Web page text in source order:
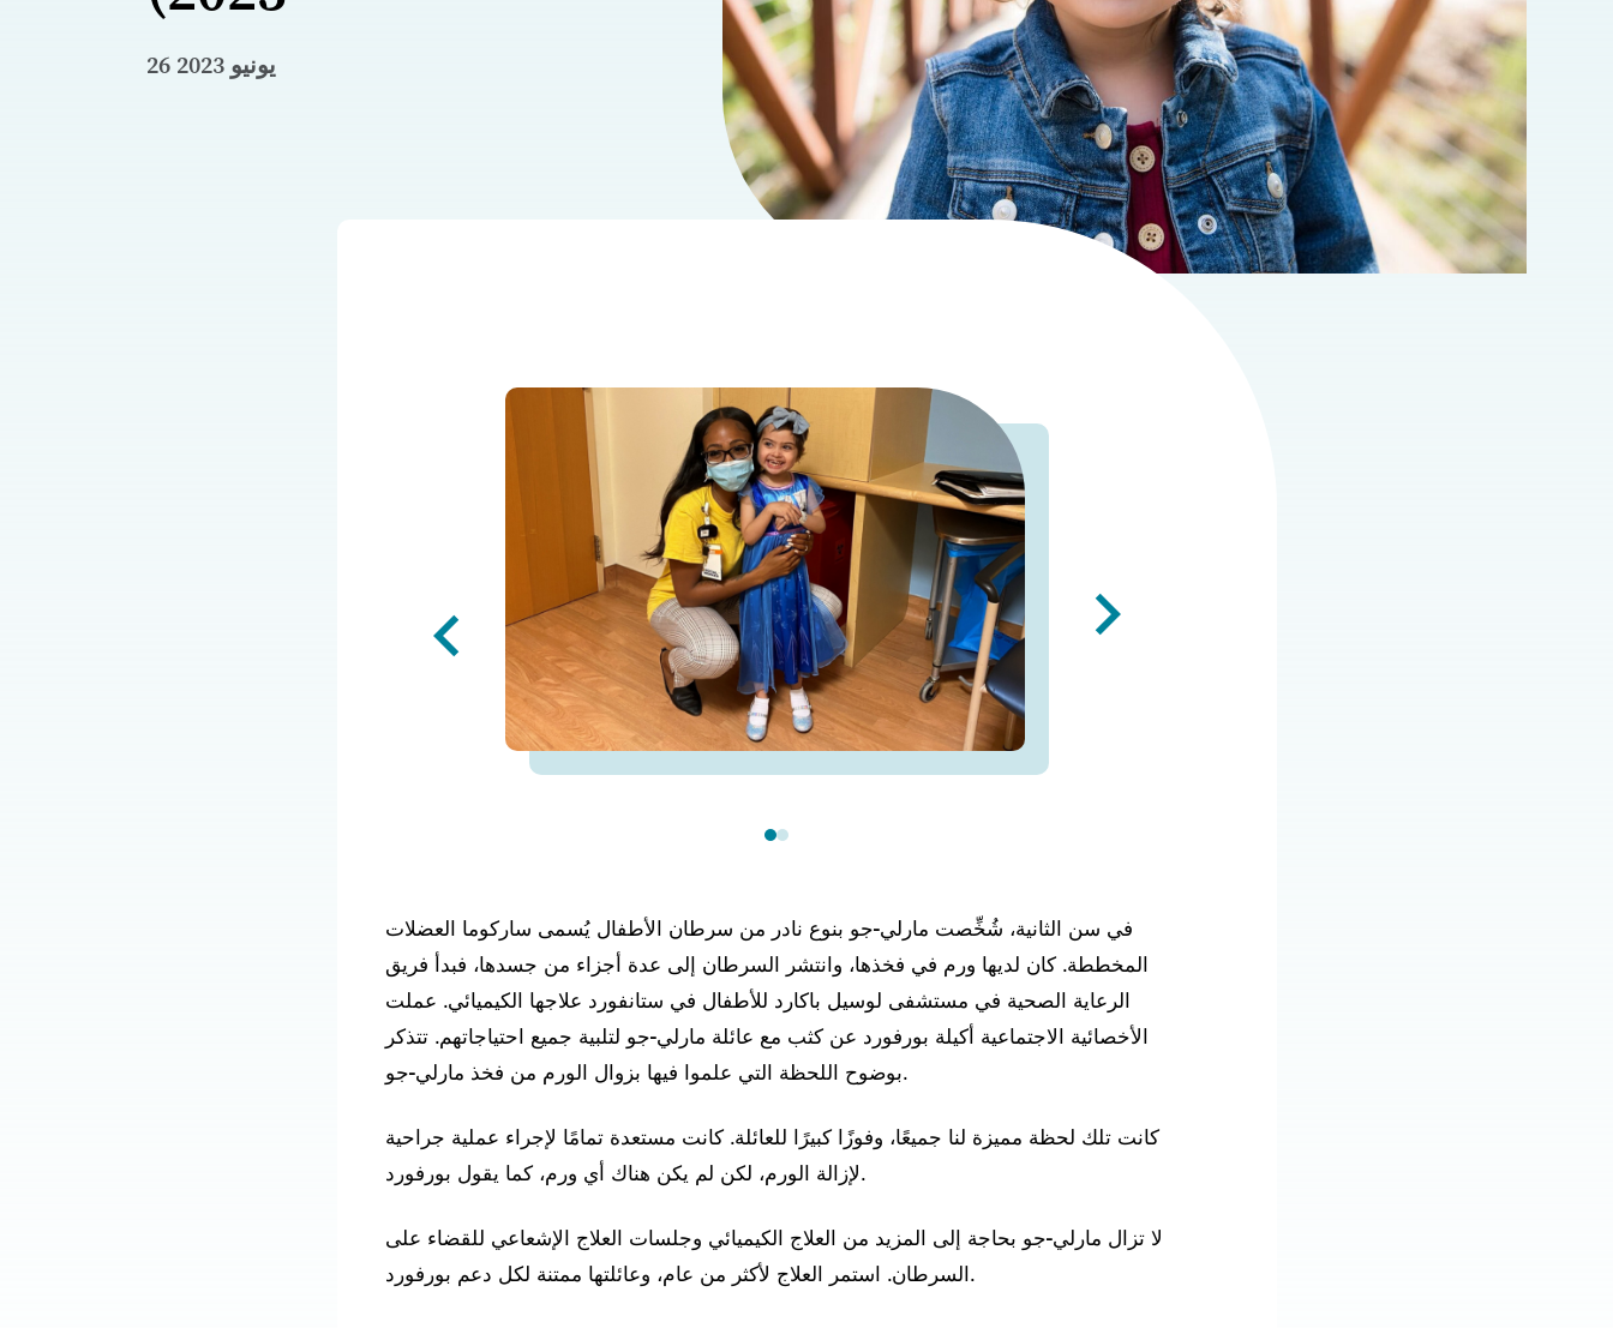
26 يونيو 2023
في سن الثانية، شُخِّصت مارلي-جو بنوع نادر من سرطان الأطفال يُسمى ساركوما العضلات
المخططة. كان لديها ورم في فخذها، وانتشر السرطان إلى عدة أجزاء من جسدها، فبدأ فريق
الرعاية الصحية في مستشفى لوسيل باكارد للأطفال في ستانفورد علاجها الكيميائي. عملت
الأخصائية الاجتماعية أكيلة بورفورد عن كثب مع عائلة مارلي-جو لتلبية جميع احتياجاتهم. تتذكر
بوضوح اللحظة التي علموا فيها بزوال الورم من فخذ مارلي-جو.
كانت تلك لحظة مميزة لنا جميعًا، وفوزًا كبيرًا للعائلة. كانت مستعدة تمامًا لإجراء عملية جراحية
لإزالة الورم، لكن لم يكن هناك أي ورم، كما يقول بورفورد.
لا تزال مارلي-جو بحاجة إلى المزيد من العلاج الكيميائي وجلسات العلاج الإشعاعي للقضاء على
السرطان. استمر العلاج لأكثر من عام، وعائلتها ممتنة لكل دعم بورفورد.